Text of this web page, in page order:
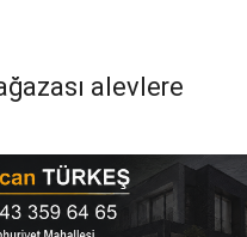
alevlere